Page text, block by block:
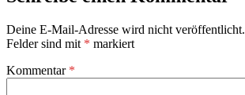
Deine E-Mail-Adresse wird nicht veröffentlicht.
Felder sind mit * markiert
Kommentar *